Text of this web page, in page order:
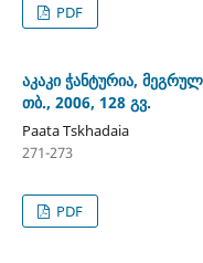
PDF
აკაკი ჭანტურია,
თბ., 2006, 128 გვ.
Paata Tskhadaia
271-273
PDF